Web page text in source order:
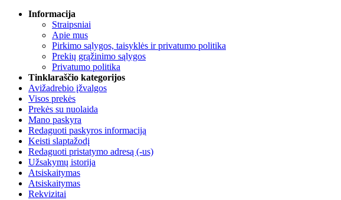
Informacija
Straipsniai
Apie mus
Pirkimo sąlygos, taisyklės ir privatumo politika
Prekių grąžinimo sąlygos
Privatumo politika
Tinklaraščio kategorijos
Avižadrebio įžvalgos
Visos prekės
Prekės su nuolaida
Mano paskyra
Redaguoti paskyros informaciją
Keisti slaptažodį
Redaguoti pristatymo adresą (-us)
Užsakymų istorija
Atsiskaitymas
Atsiskaitymas
Rekvizitai